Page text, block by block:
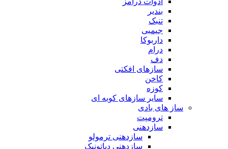
بندیر
تنبک
جیمبی
داربوکا
درام
دف
سازهای افکتی
کاخن
کوزه
سایر سازهای کوبه ای
ساز های بادی
ترومپت
سازدهنی
سازدهنی ترمولو
سازدهنی دیاتونیک